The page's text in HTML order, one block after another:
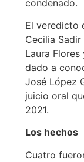
condenado.
El veredicto
Cecilia
Laura
dado a
José López
juicio oral
2021.
Los hechos
Cuatro